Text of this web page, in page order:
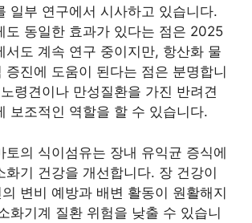
일부 연구에서 시사하고 있습니다.
도 동일한 효과가 있다는 점은 2025
서도 계속 연구 중이지만, 항산화 물
증진에 도움이 된다는 점은 분명합니
령견이나 만성질환을 가진 반려견
보조적인 역할을 할 수 있습니다.
토의 식이섬유는 장내 유익균 증식에
화기 건강을 개선합니다. 장 건강이
변비 예방과 배변 활동이 원활해지
화기계 질환 위험을 낮출 수 있습니